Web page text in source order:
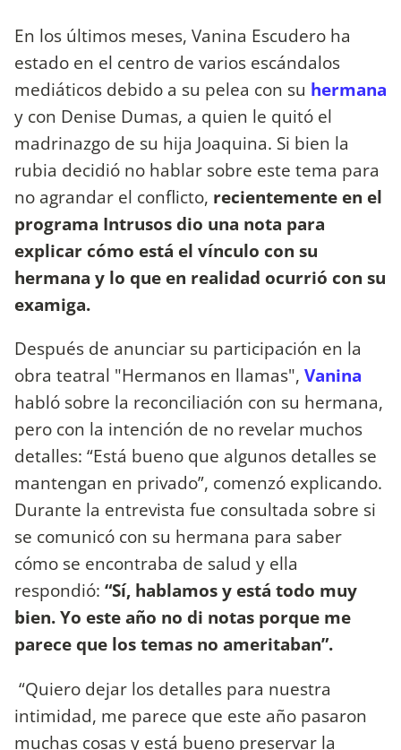
En los últimos meses, Vanina Escudero ha
estado en el centro de varios escándalos
mediáticos debido a su pelea con su hermana
y con Denise Dumas, a quien le quitó el
madrinazgo de su hija Joaquina. Si bien la
rubia decidió no hablar sobre este tema para
no agrandar el conflicto, recientemente en el
programa Intrusos dio una nota para
explicar cómo está el vínculo con su
hermana y lo que en realidad ocurrió con su
examiga.
Después de anunciar su participación en la
obra teatral "Hermanos en llamas", Vanina
habló sobre la reconciliación con su hermana,
pero con la intención de no revelar muchos
detalles: “Está bueno que algunos detalles se
mantengan en privado”, comenzó explicando.
Durante la entrevista fue consultada sobre si
se comunicó con su hermana para saber
cómo se encontraba de salud y ella
respondió: “Sí, hablamos y está todo muy
bien. Yo este año no di notas porque me
parece que los temas no ameritaban”.
“Quiero dejar los detalles para nuestra
intimidad, me parece que este año pasaron
muchas cosas y está bueno preservar la